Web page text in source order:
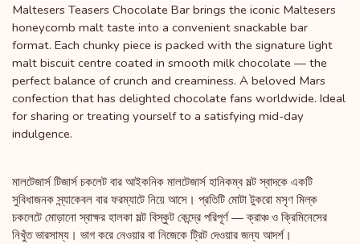
Maltesers Teasers Chocolate Bar brings the iconic Maltesers
honeycomb malt taste into a convenient snackable bar
format. Each chunky piece is packed with the signature light
malt biscuit centre coated in smooth milk chocolate — the
perfect balance of crunch and creaminess. A beloved Mars
confection that has delighted chocolate fans worldwide. Ideal
for sharing or treating yourself to a satisfying mid-day
indulgence.
মালটেজার্স টিজার্স চকলেট বার আইকনিক মালটেজার্স হানিকম্ব মল্ট স্বাদকে একটি
সুবিধাজনক স্ন্যাকেবল বার ফরম্যাটে নিয়ে আসে। প্রতিটি মোটা টুকরো মসৃণ মিল্ক
চকলেটে মোড়ানো স্বাক্ষর হালকা মল্ট বিস্কুট কেন্দ্রে পরিপূর্ণ — ক্রাঞ্চ ও ক্রিমিনেসের
নিখুঁত ভারসাম্য। ভাগ করে নেওয়ার বা নিজেকে ট্রিট দেওয়ার জন্য আদর্শ।